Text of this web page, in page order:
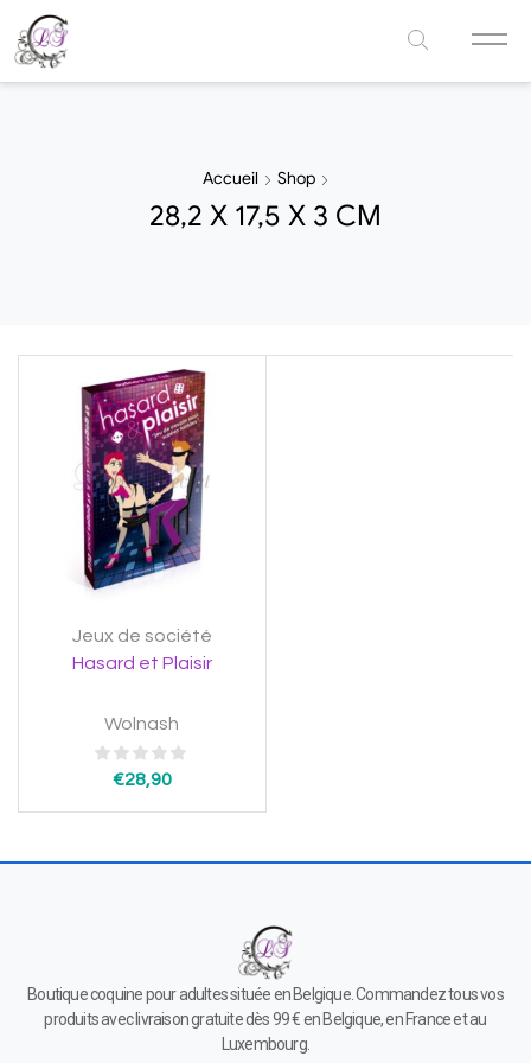
Accueil Shop
28,2 X 17,5 X 3 CM
Jeux de société
Hasard et Plaisir
Wolnash
€28,90
Boutique coquine pour adultes située en Belgique. Commandez tous vos
produits avec livraison gratuite dès 99 € en Belgique, en France et au
Luxembourg.